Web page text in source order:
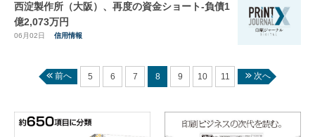
西淀製作所（大阪）、再度の資金ショート-負債1
億2,073万円
06月02日 信用情報
前へ 5 6 7 8 9 10 11 次へ